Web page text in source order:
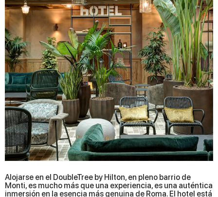
Alojarse en el DoubleTree by Hilton, en pleno barrio de
Monti, es mucho más que una experiencia, es una auténtica
inmersión en la esencia más genuina de Roma. El hotel está